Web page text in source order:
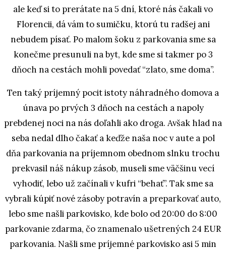
ale keď si to prerátate na 5 dní, ktoré nás čakali vo
Florencii, dá vám to sumičku, ktorú tu radšej ani
nebudem písať. Po malom šoku z parkovania sme sa
konečme presunuli na byt, kde sme si takmer po 3
dňoch na cestách mohli povedať “zlato, sme doma”.
Ten taký príjemný pocit istoty náhradného domova a
únava po prvých 3 dňoch na cestách a napoly
prebdenej noci na nás doľahli ako droga. Avšak hlad na
seba nedal dlho čakať a keďže naša noc v aute a pol
dňa parkovania na príjemnom obednom slnku trochu
prekvasil náš nákup zásob, museli sme väčšinu vecí
vyhodiť, lebo už začínali v kufri “behať”. Tak sme sa
vybrali kúpiť nové zásoby potravín a preparkovať auto,
lebo sme našli parkovisko, kde bolo od 20:00 do 8:00
parkovanie zdarma, čo znamenalo ušetrených 24 EUR
parkovania. Našli sme príjemné parkovisko asi 5 min